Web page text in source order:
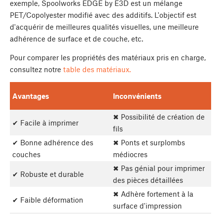
exemple, Spoolworks EDGE by E3D est un mélange
PET/Copolyester modifié avec des additifs. L'objectif est
d'acquérir de meilleures qualités visuelles, une meilleure
adhérence de surface et de couche, etc.
Pour comparer les propriétés des matériaux pris en charge,
consultez notre table des matériaux.
Avantages Inconvénients
✔ Facile à imprimer
✖ Possibilité de création de
fils
✔ Bonne adhérence des
couches
✖ Ponts et surplombs
médiocres
✔ Robuste et durable
✖ Pas génial pour imprimer
des pièces détaillées
✔ Faible déformation
✖ Adhère fortement à la
surface d'impression